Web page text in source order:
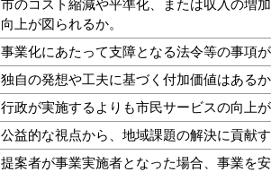
市のコスト縮減や平準化、または収入の増
向上が図られるか。
事業化にあたって支障となる法令等の事項
独自の発想や工夫に基づく付加価値はある
行政が実施するよりも市民サービスの向上
公益的な視点から、地域課題の解決に貢献
提案者が事業実施者となった場合、事業を